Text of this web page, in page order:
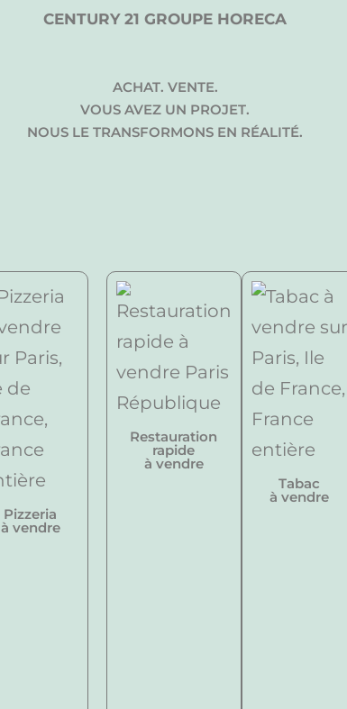
CENTURY 21 GROUPE HORECA
ACHAT. VENTE.
VOUS AVEZ UN PROJET.
NOUS LE TRANSFORMONS EN RÉALITÉ.
Pizzeria
à vendre
Restauration
rapide
à vendre
Tabac
à vendre